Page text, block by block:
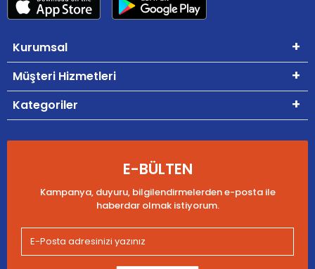
Kurumsal
Müşteri Hizmetleri
Kategoriler
E-BÜLTEN
Kampanya, duyuru, bilgilendirmelerden e-posta ile
haberdar olmak istiyorum.